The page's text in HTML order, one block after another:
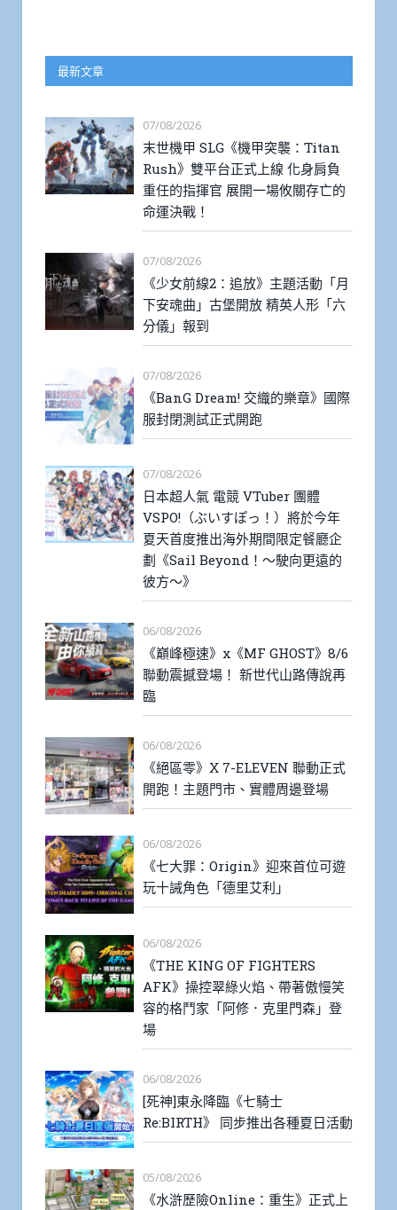
最新文章
07/08/2026
末世機甲 SLG《機甲突襲：Titan
Rush》雙平台正式上線 化身肩負
重任的指揮官 展開一場攸關存亡的
命運決戰！
07/08/2026
《少女前線2：追放》主題活動「月
下安魂曲」古堡開放 精英人形「六
分儀」報到
07/08/2026
《BanG Dream! 交織的樂章》國際
服封閉測試正式開跑
07/08/2026
日本超人氣 電競 VTuber 團體
VSPO!（ぶいすぽっ！）將於今年
夏天首度推出海外期間限定餐廳企
劃《Sail Beyond！～駛向更遠的
彼方～》
06/08/2026
《巔峰極速》x《MF GHOST》8/6
聯動震撼登場！ 新世代山路傳說再
臨
06/08/2026
《絕區零》X 7-ELEVEN 聯動正式
開跑！主題門市、實體周邊登場
06/08/2026
《七大罪：Origin》迎來首位可遊
玩十誡角色「德里艾利」
06/08/2026
《THE KING OF FIGHTERS
AFK》操控翠綠火焰、帶著傲慢笑
容的格鬥家「阿修．克里門森」登
場
06/08/2026
[死神]東永降臨《七騎士
Re:BIRTH》 同步推出各種夏日活動
05/08/2026
《水滸歷險Online：重生》正式上